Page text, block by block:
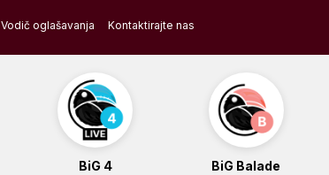
Vodič oglašavanja Kontaktirajte nas
BiG 4 BiG Balade